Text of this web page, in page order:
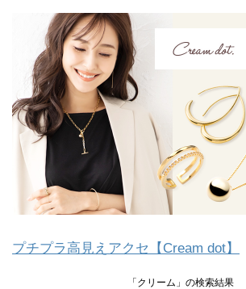
プチプラ高見えアクセ【Cream dot】
「クリーム」の検索結果